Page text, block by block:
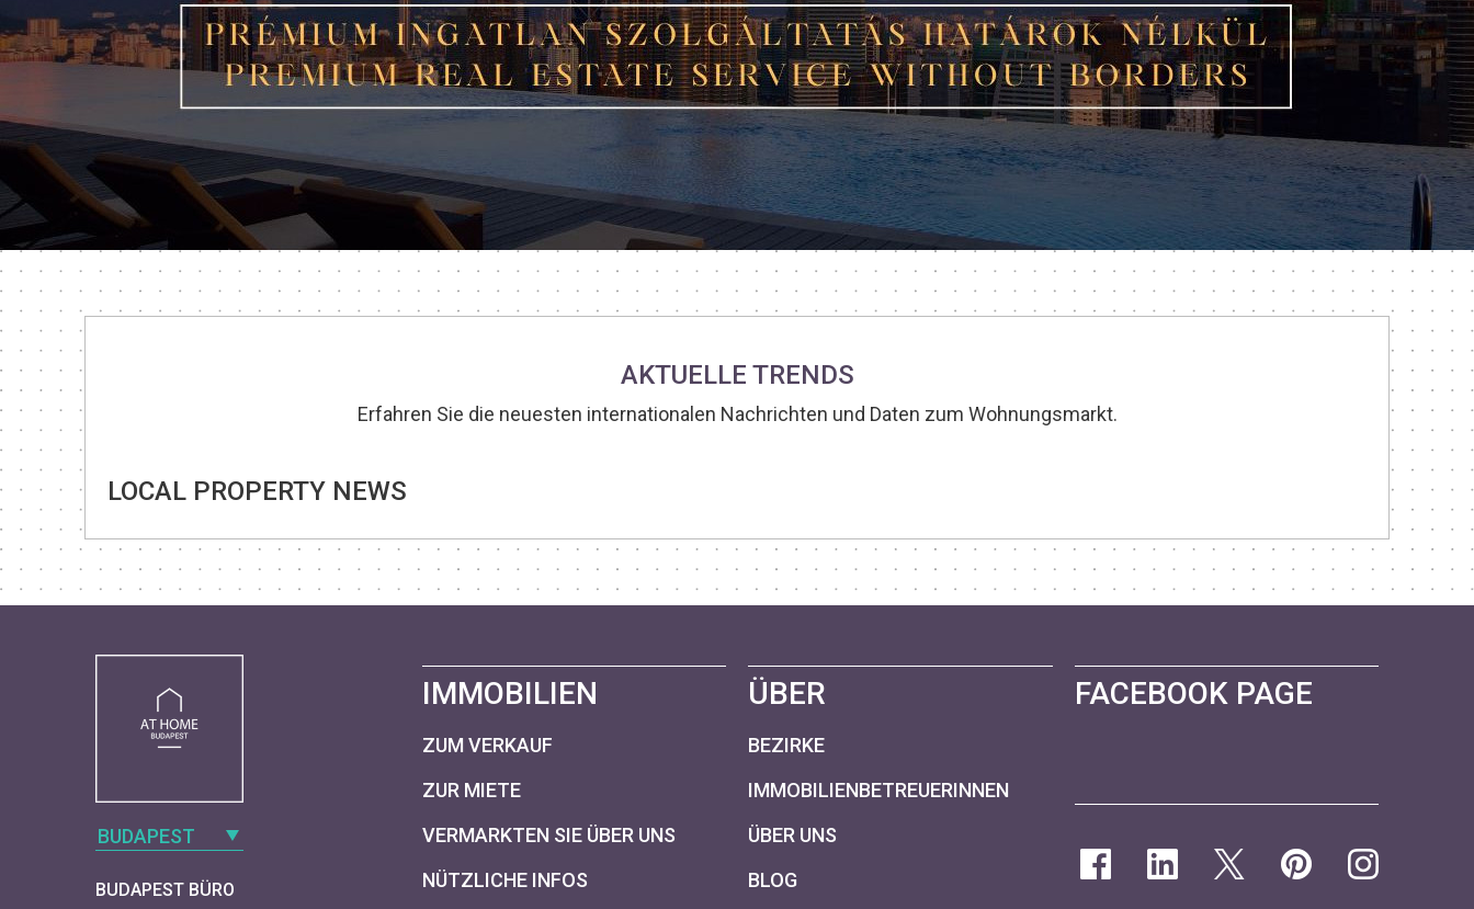
AKTUELLE TRENDS
Erfahren Sie die neuesten internationalen Nachrichten und Daten zum Wohnungsmarkt.
LOCAL PROPERTY NEWS
BUDAPEST
BUDAPEST BÜRO
IMMOBILIEN
ZUM VERKAUF
ZUR MIETE
VERMARKTEN SIE ÜBER UNS
NÜTZLICHE INFOS
ÜBER
BEZIRKE
IMMOBILIENBETREUERINNEN
ÜBER UNS
BLOG
FACEBOOK PAGE